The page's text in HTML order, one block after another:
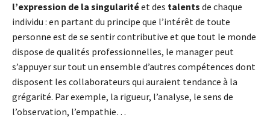
l’expression de la singularitéet des talents de chaque
individu : en partant du principe que l’intérêt de toute
personne est de se sentir contributive et que tout le monde
dispose de qualités professionnelles, le manager peut
s’appuyer sur tout un ensemble d’autres compétences dont
disposent les collaborateurs qui auraient tendance à la
grégarité. Par exemple, la rigueur, l’analyse, le sens de
l’observation, l’empathie…